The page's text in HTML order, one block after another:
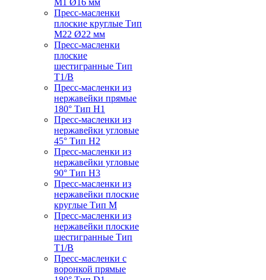
M1 Ø16 мм
Пресс-масленки
плоские круглые Тип
M22 Ø22 мм
Пресс-масленки
плоские
шестигранные Тип
T1/B
Пресс-масленки из
нержавейки прямые
180° Тип H1
Пресс-масленки из
нержавейки угловые
45° Тип H2
Пресс-масленки из
нержавейки угловые
90° Тип H3
Пресс-масленки из
нержавейки плоские
круглые Тип M
Пресс-масленки из
нержавейки плоские
шестигранные Тип
T1/B
Пресс-масленки с
воронкой прямые